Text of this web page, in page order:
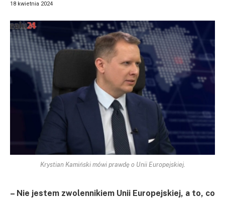
18 kwietnia 2024
Krystian Kamiński mówi prawdę o Unii Europejskiej.
– Nie jestem zwolennikiem Unii Europejskiej, a to, co